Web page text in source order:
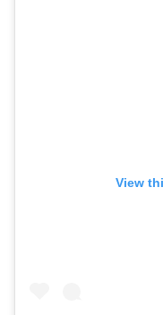
View